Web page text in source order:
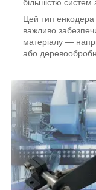
більшістю систем
Цей тип енкодера
важливо
матеріалу —
або